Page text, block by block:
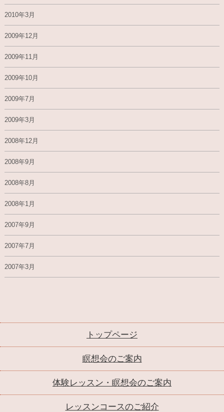
2010年3月
2009年12月
2009年11月
2009年10月
2009年7月
2009年3月
2008年12月
2008年9月
2008年8月
2008年1月
2007年9月
2007年7月
2007年3月
トップページ
瞑想会のご案内
体験レッスン・瞑想会のご案内
レッスンコースのご紹介